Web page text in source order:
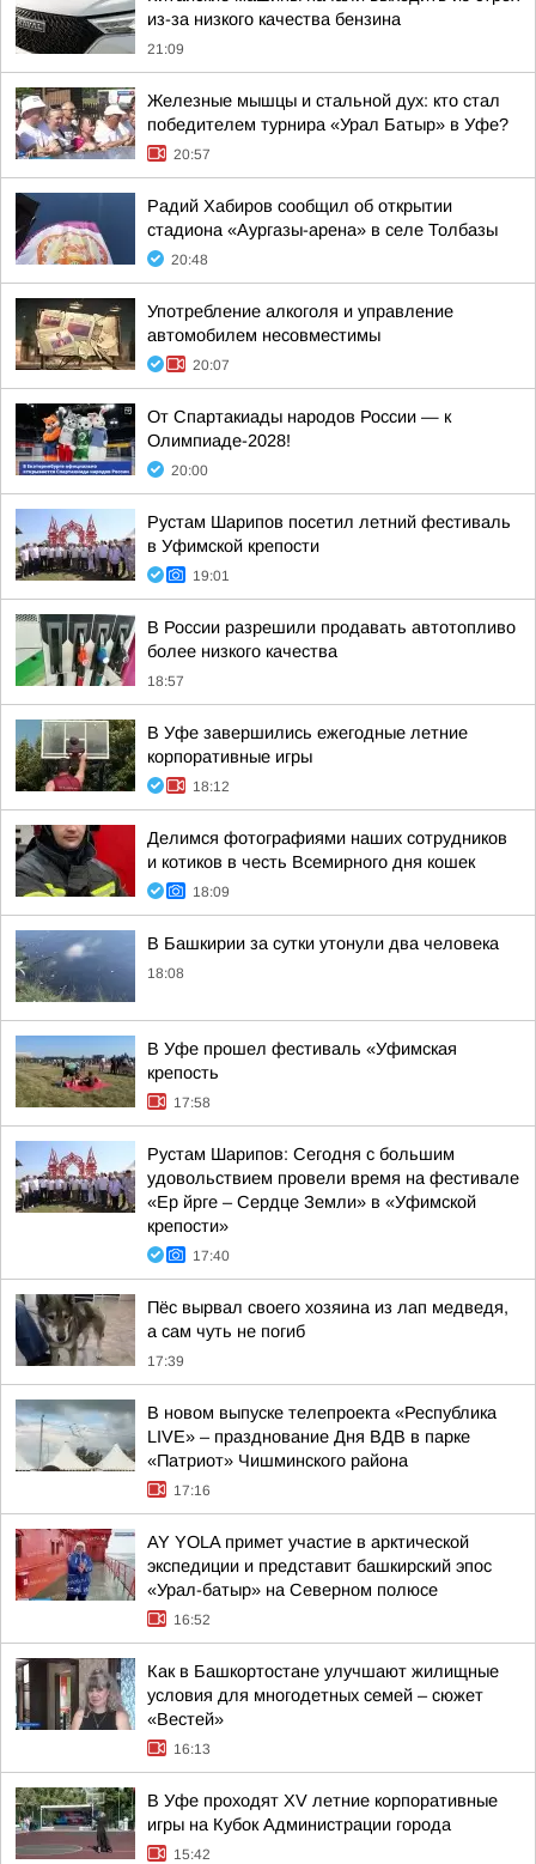
из-за низкого качества бензина
21:09
Железные мышцы и стальной дух: кто стал
победителем турнира «Урал Батыр» в Уфе?
20:57
Радий Хабиров сообщил об открытии
стадиона «Аургазы-арена» в селе Толбазы
20:48
Употребление алкоголя и управление
автомобилем несовместимы
20:07
От Спартакиады народов России — к
Олимпиаде-2028!
20:00
Рустам Шарипов посетил летний фестиваль
в Уфимской крепости
19:01
В России разрешили продавать автотопливо
более низкого качества
18:57
В Уфе завершились ежегодные летние
корпоративные игры
18:12
Делимся фотографиями наших сотрудников
и котиков в честь Всемирного дня кошек
18:09
В Башкирии за сутки утонули два человека
18:08
В Уфе прошел фестиваль «Уфимская
крепость
17:58
Рустам Шарипов: Сегодня с большим
удовольствием провели время на фестивале
«Ер йрге – Сердце Земли» в «Уфимской
крепости»
17:40
Пёс вырвал своего хозяина из лап медведя,
а сам чуть не погиб
17:39
В новом выпуске телепроекта «Республика
LIVE» – празднование Дня ВДВ в парке
«Патриот» Чишминского района
17:16
AY YOLA примет участие в арктической
экспедиции и представит башкирский эпос
«Урал-батыр» на Северном полюсе
16:52
Как в Башкортостане улучшают жилищные
условия для многодетных семей – сюжет
«Вестей»
16:13
В Уфе проходят XV летние корпоративные
игры на Кубок Администрации города
15:42